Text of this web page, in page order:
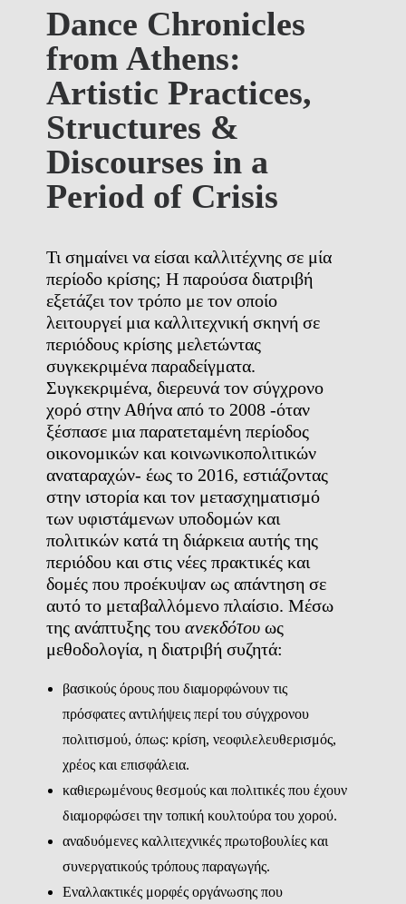
Dance Chronicles
from Athens:
Artistic Practices,
Structures &
Discourses in a
Period of Crisis
Τι σημαίνει να είσαι καλλιτέχνης σε μία
περίοδο κρίσης; Η παρούσα διατριβή
εξετάζει τον τρόπο με τον οποίο
λειτουργεί μια καλλιτεχνική σκηνή σε
περιόδους κρίσης μελετώντας
συγκεκριμένα παραδείγματα.
Συγκεκριμένα, διερευνά τον σύγχρονο
χορό στην Αθήνα από το 2008 -όταν
ξέσπασε μια παρατεταμένη περίοδος
οικονομικών και κοινωνικοπολιτικών
αναταραχών- έως το 2016, εστιάζοντας
στην ιστορία και τον μετασχηματισμό
των υφιστάμενων υποδομών και
πολιτικών κατά τη διάρκεια αυτής της
περιόδου και στις νέες πρακτικές και
δομές που προέκυψαν ως απάντηση σε
αυτό το μεταβαλλόμενο πλαίσιο. Μέσω
της ανάπτυξης του ανεκδότου ως
μεθοδολογία, η διατριβή συζητά:
βασικούς όρους που διαμορφώνουν τις
πρόσφατες αντιλήψεις περί του σύγχρονου
πολιτισμού, όπως: κρίση, νεοφιλελευθερισμός,
χρέος και επισφάλεια.
καθιερωμένους θεσμούς και πολιτικές που έχουν
διαμορφώσει την τοπική κουλτούρα του χορού.
αναδυόμενες καλλιτεχνικές πρωτοβουλίες και
συνεργατικούς τρόπους παραγωγής.
Εναλλακτικές μορφές οργάνωσης που